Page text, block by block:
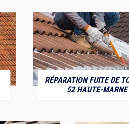
RÉPARATION FUITE DE
52 HAUTE-MARNE